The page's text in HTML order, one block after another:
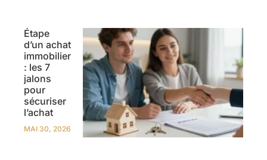
Étape
d’un achat
immobilier
: les 7
jalons
pour
sécuriser
l’achat
MAI 30, 2026